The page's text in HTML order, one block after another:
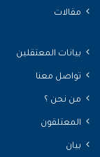
مقالات
بيانات المعتقلين
تواصل معنا
من نحن ؟
المعتلقون
بيان